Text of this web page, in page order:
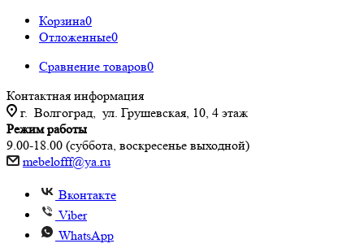
Корзина0
Отложенные0
Сравнение товаров0
Контактная информация
г. Волгоград, ул. Грушевская, 10, 4 этаж
Режим работы
9.00-18.00 (суббота, воскресенье выходной)
mebelofff@ya.ru
Вконтакте
Viber
WhatsApp